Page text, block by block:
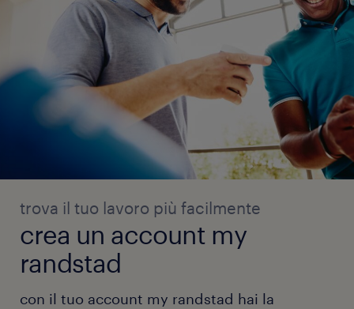
trova il tuo lavoro più facilmente
crea un account my
randstad
con il tuo account my randstad hai la